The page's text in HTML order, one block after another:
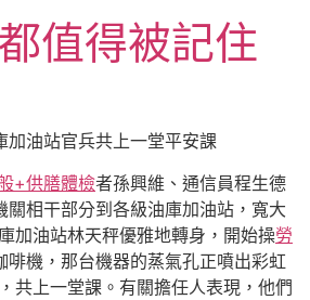
值得被記住
油站官兵共上一堂平安課
+供膳體檢者孫興維、通信員程生德
關相干部分到各級油庫加油站，寬大
加油站林天秤優雅地轉身，開始操勞
啡機，那台機器的蒸氣孔正噴出彩虹
共上一堂課。有關擔任人表現，他們